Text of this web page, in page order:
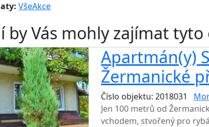
VšeAkce
by Vás mohly zajímat
Apartmán(y)
Žermanické
Číslo objektu: 2018031
Jen 100 metrů od
vchodem, stvořený pro